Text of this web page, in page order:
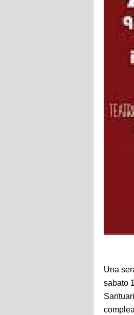
Una
sabato